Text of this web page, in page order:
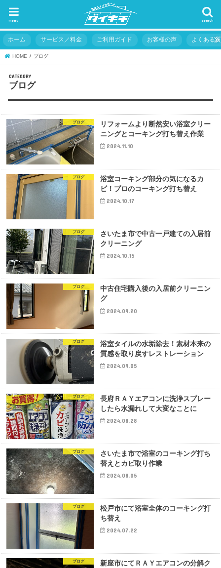
search
menu
ホーム サービス／料金 ご利用ガイド お客様の声 よくある
HOME ブログ
ブログ
ブログ
リフォームより断然安い浴室クリー
ニングとコーキング打ち替え作業
2024.11.10
ブログ
浴室コーキング部分の気になるカ
ビ！プロのコーキング打ち替え
2024.10.17
ブログ
さいたま市で中古一戸建ての入居前
クリーニング
2024.10.15
ブログ
中古住宅購入後の入居前クリーニン
グ
2024.09.20
ブログ
浴室タイルの水垢除去！素材本来の
質感を取り戻すレストレーション
2024.09.05
ブログ
長府ＲＡＹエアコンに洗浄スプレー
したら水漏れして大変なことに
2024.08.28
ブログ
さいたま市で浴室のコーキング打ち
替えとカビ取り作業
2024.08.05
ブログ
松戸市にて浴室全体のコーキング打
ち替え
2024.07.22
ブログ
新座市にてＲＡＹエアコンの分解ク